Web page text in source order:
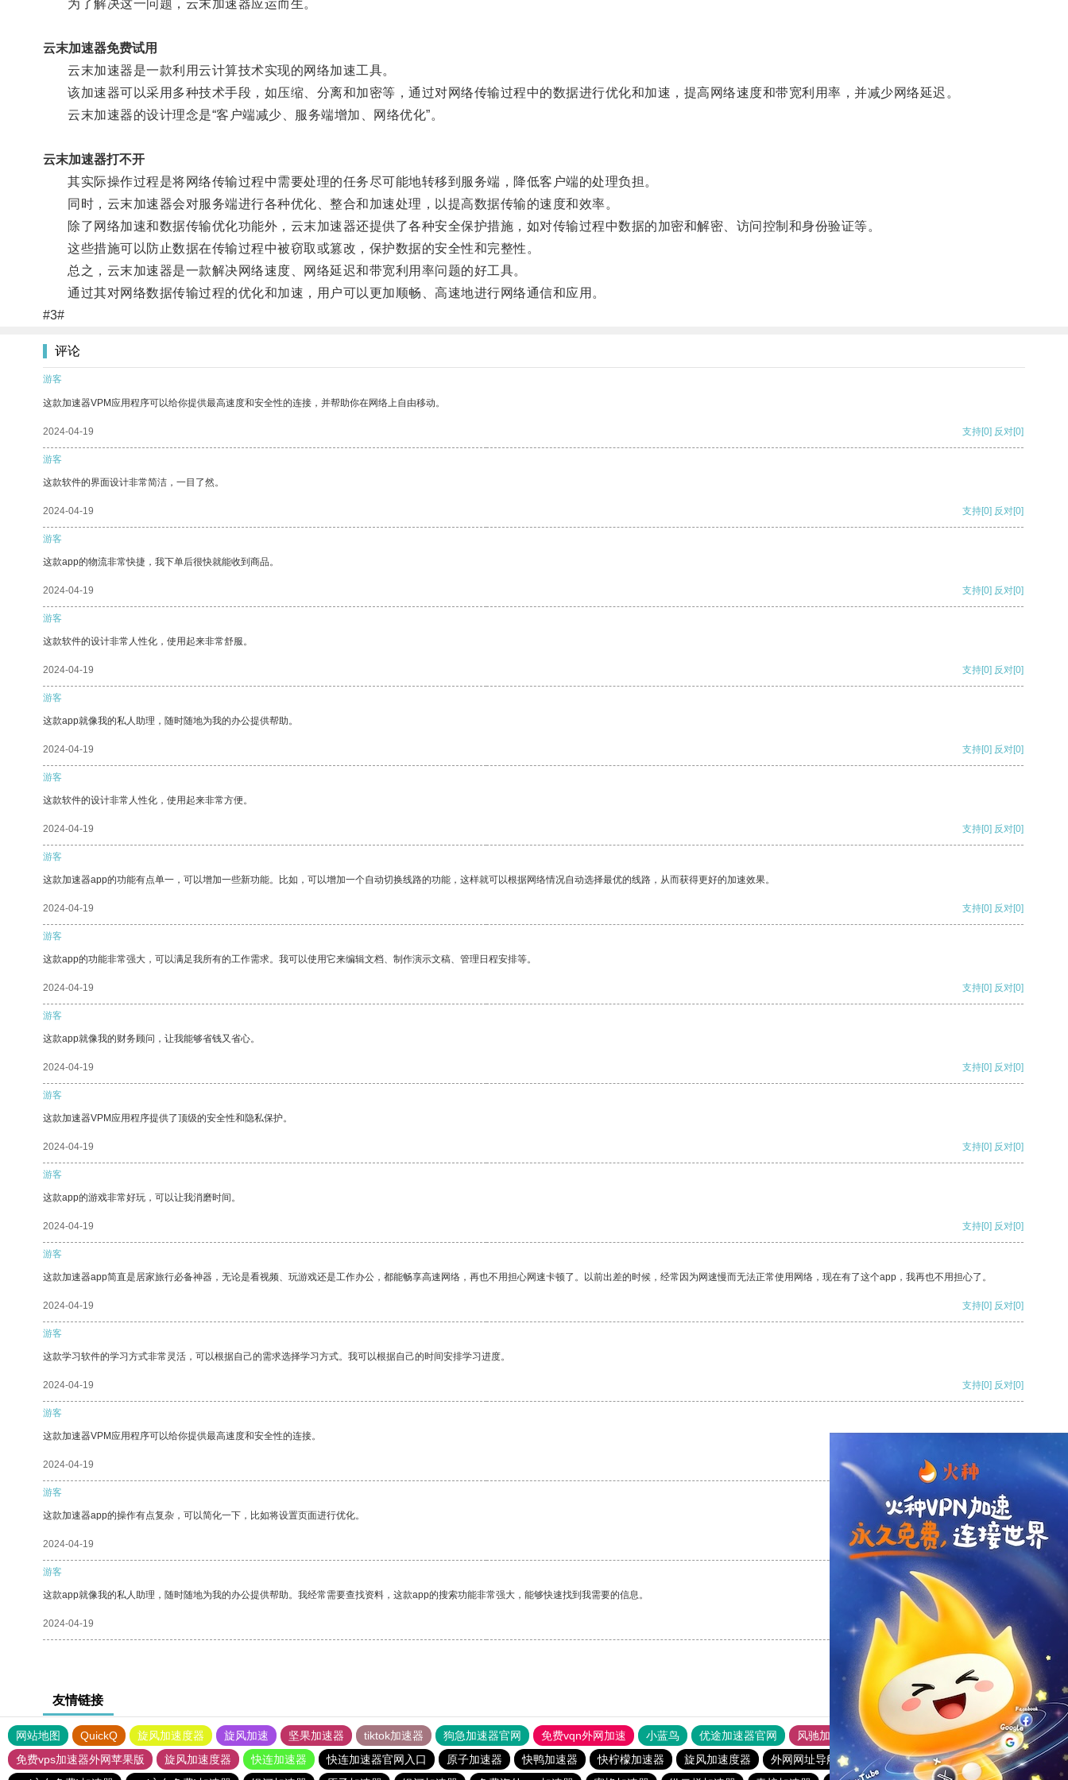
为了解决这一问题，云末加速器应运而生。
云末加速器免费试用
云末加速器是一款利用云计算技术实现的网络加速工具。
该加速器可以采用多种技术手段，如压缩、分离和加密等，通过对网络传输过程中的数据进行优化和加速，提高网络速度和带宽利用率，并减少网络延迟。
云末加速器的设计理念是“客户端减少、服务端增加、网络优化”。
云末加速器打不开
其实际操作过程是将网络传输过程中需要处理的任务尽可能地转移到服务端，降低客户端的处理负担。
同时，云末加速器会对服务端进行各种优化、整合和加速处理，以提高数据传输的速度和效率。
除了网络加速和数据传输优化功能外，云末加速器还提供了各种安全保护措施，如对传输过程中数据的加密和解密、访问控制和身份验证等。
这些措施可以防止数据在传输过程中被窃取或篡改，保护数据的安全性和完整性。
总之，云末加速器是一款解决网络速度、网络延迟和带宽利用率问题的好工具。
通过其对网络数据传输过程的优化和加速，用户可以更加顺畅、高速地进行网络通信和应用。
#3#
评论
游客
这款加速器VPM应用程序可以给你提供最高速度和安全性的连接，并帮助你在网络上自由移动。
2024-04-19 支持[0] 反对[0]
游客
这款软件的界面设计非常简洁，一目了然。
2024-04-19 支持[0] 反对[0]
游客
这款app的物流非常快捷，我下单后很快就能收到商品。
2024-04-19 支持[0] 反对[0]
游客
这款软件的设计非常人性化，使用起来非常舒服。
2024-04-19 支持[0] 反对[0]
游客
这款app就像我的私人助理，随时随地为我的办公提供帮助。
2024-04-19 支持[0] 反对[0]
游客
这款软件的设计非常人性化，使用起来非常方便。
2024-04-19 支持[0] 反对[0]
游客
这款加速器app的功能有点单一，可以增加一些新功能。比如，可以增加一个自动切换线路的功能，这样就可以根据网络情况自动选择最优的线路，从而获得更好的加速效果。
2024-04-19 支持[0] 反对[0]
游客
这款app的功能非常强大，可以满足我所有的工作需求。我可以使用它来编辑文档、制作演示文稿、管理日程安排等。
2024-04-19 支持[0] 反对[0]
游客
这款app就像我的财务顾问，让我能够省钱又省心。
2024-04-19 支持[0] 反对[0]
游客
这款加速器VPM应用程序提供了顶级的安全性和隐私保护。
2024-04-19 支持[0] 反对[0]
游客
这款app的游戏非常好玩，可以让我消磨时间。
2024-04-19 支持[0] 反对[0]
游客
这款加速器app简直是居家旅行必备神器，无论是看视频、玩游戏还是工作办公，都能畅享高速网络，再也不用担心网速卡顿了。以前出差的时候，经常因为网速慢而无法正常使用网络，现在有了这个app，我再也不用担心了。
2024-04-19 支持[0] 反对[0]
游客
这款学习软件的学习方式非常灵活，可以根据自己的需求选择学习方式。我可以根据自己的时间安排学习进度。
2024-04-19 支持[0] 反对[0]
游客
这款加速器VPM应用程序可以给你提供最高速度和安全性的连接。
2024-04-19 支持
游客
这款加速器app的操作有点复杂，可以简化一下，比如将设置页面进行优化。
2024-04-19 支持[0] 反对[0]
游客
这款app就像我的私人助理，随时随地为我的办公提供帮助。我经常需要查找资料，这款app的搜索功能非常强大，能够快速找到我需要的信息。
2024-04-19 支持[0] 反对[0]
友情链接
网站地图 QuickQ 旋风加速度器 旋风加速 坚果加速器 tiktok加速器 狗急加速器官网 免费vqn外网加速 小蓝鸟 优途加速器官网 风驰加速器
旋风加速器
免费vps加速器外网苹果版
旋风加速度器 快连加速器 快连加速器官网入口 原子加速器 快鸭加速器 快柠檬加速器 旋风加速度器 外网网址导航 软件中心
海鸥加速器